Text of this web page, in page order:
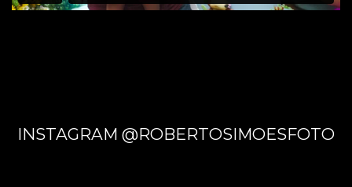
AVENT
URA -
INSTAGRAM @ROBERTOSIMOESFOTO